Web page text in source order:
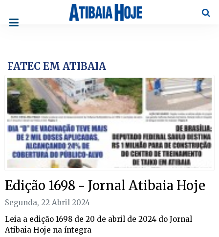
FATEC EM ATIBAIA
Edição 1698 - Jornal Atibaia Hoje
Segunda, 22 Abril 2024
Leia a edição 1698 de 20 de abril de 2024 do Jornal
Atibaia Hoje na íntegra